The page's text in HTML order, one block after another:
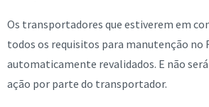
Os transportadores que estiverem em
todos os requisitos para manutenção no
automaticamente revalidados. E não
ação por parte do transportador.